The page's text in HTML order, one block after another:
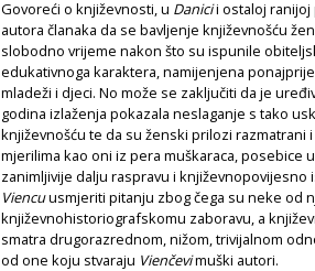
Govoreći o književnosti, u Danicii ostaloj ranijoj
autora članaka da se bavljenje književnošću
slobodno vrijeme nakon što su ispunile
edukativnoga karaktera, namijenjena
mladeži i djeci. No može se zaključiti da je
godina izlaženja pokazala neslaganje s tako
književnošću te da su ženski prilozi
mjerilima kao oni iz pera muškaraca, posebice
zanimljivije dalju raspravu i
Viencuusmjeriti pitanju zbog čega su neke od
književnohistoriografskomu zaboravu, a
smatra drugorazrednom, nižom, trivijalnom
od one koju stvaraju Vienčevimuški autori.